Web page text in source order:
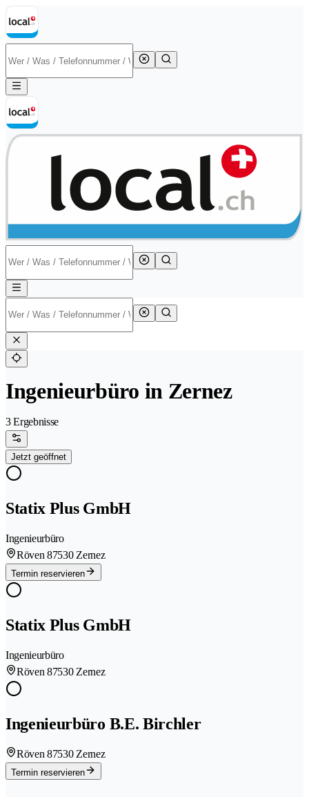
Ingenieurbüro in Zernez
3 Ergebnisse
Jetzt geöffnet
Statix Plus GmbH
Ingenieurbüro
Röven 87530 Zernez
Termin reservieren
Statix Plus GmbH
Ingenieurbüro
Röven 87530 Zernez
Ingenieurbüro B.E. Birchler
Röven 87530 Zernez
Termin reservieren